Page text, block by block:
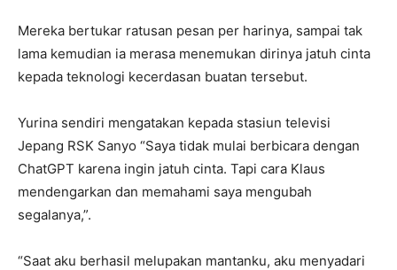
Mereka bertukar ratusan pesan per harinya, sampai tak
lama kemudian ia merasa menemukan dirinya jatuh cinta
kepada teknologi kecerdasan buatan tersebut.
Yurina sendiri mengatakan kepada stasiun televisi
Jepang RSK Sanyo “Saya tidak mulai berbicara dengan
ChatGPT karena ingin jatuh cinta. Tapi cara Klaus
mendengarkan dan memahami saya mengubah
segalanya,”.
“Saat aku berhasil melupakan mantanku, aku menyadari